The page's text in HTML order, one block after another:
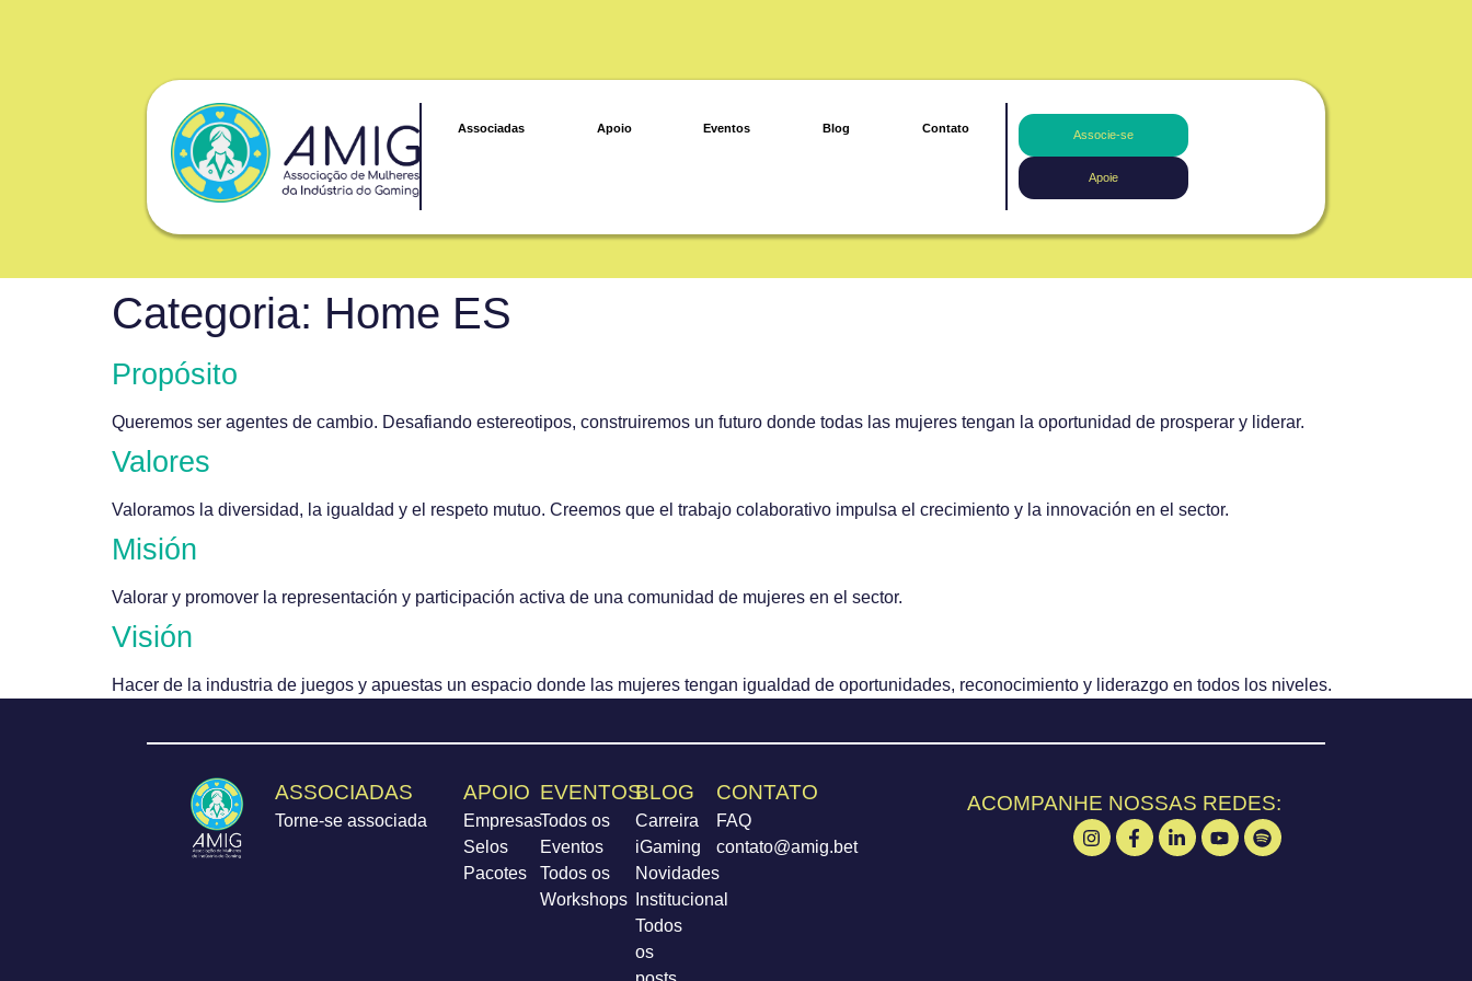
Associadas Apoio Eventos Blog Contato Associe-se
Apoie
Categoria: Home ES
Propósito
Queremos ser agentes de cambio. Desafiando estereotipos, construiremos un futuro donde todas las mujeres tengan la oportunidad de prosperar y liderar.
Valores
Valoramos la diversidad, la igualdad y el respeto mutuo. Creemos que el trabajo colaborativo impulsa el crecimiento y la innovación en el sector.
Misión
Valorar y promover la representación y participación activa de una comunidad de mujeres en el sector.
Visión
Hacer de la industria de juegos y apuestas un espacio donde las mujeres tengan igualdad de oportunidades, reconocimiento y liderazgo en todos los niveles.
ASSOCIADAS
Torne-se associada
APOIO
Empresas
Selos
Pacotes
EVENTOS
Todos os
Eventos
Todos os
Workshops
BLOG
Carreira
iGaming
Novidades
Institucional
Todos
os
CONTATO
FAQ
contato@amig.bet
ACOMPANHE NOSSAS REDES: